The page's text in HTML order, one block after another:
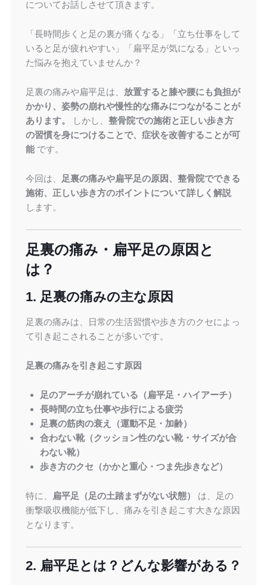
についてお話しさせて頂きます。
「長時間歩くと足の裏が痛くなる」「立ち仕事をして
いると足が疲れやすい」「扁平足が気になる」といっ
た悩みを抱えていませんか？
足裏の痛みや扁平足は、 放置すると膝や腰にも負担が
かかり、姿勢の崩れや慢性的な痛みにつながることが
あります。
しかし、 整骨院での施術と正しい歩き方
の習慣を身につけることで、症状を改善することが可
能です。
今回は、
足裏の痛みや扁平足の原因、整骨院でできる
施術、正しい歩き方のポイントについて詳しく解説
します。
足裏の痛み・扁平足の原因と
は？
1. 足裏の痛みの主な原因
足裏の痛みは、日常の生活習慣や歩き方のクセによっ
て引き起こされることが多いです。
足裏の痛みを引き起こす原因
足のアーチが崩れている（扁平足・ハイアーチ）
長時間の立ち仕事や歩行による疲労
足裏の筋肉の衰え（運動不足・加齢）
合わない靴（クッション性のない靴・サイズが合
わない靴）
歩き方のクセ（かかと重心・つま先歩きなど）
特に、 扁平足（足の土踏まずがない状態）
は、足の
衝撃吸収機能が低下し、痛みを引き起こす大きな原因
となります。
2. 扁平足とは？どんな影響がある？